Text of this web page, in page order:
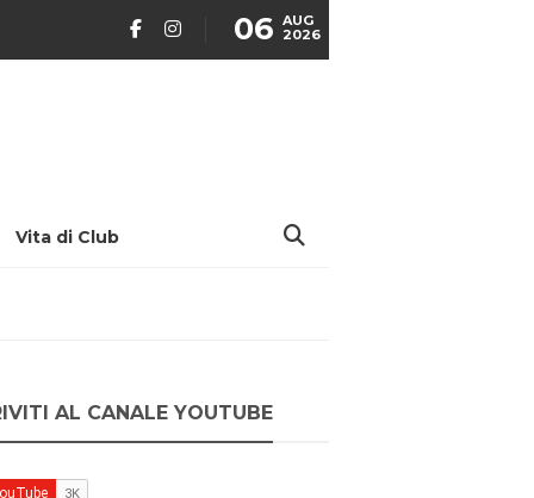
06 AUG
2026
Vita di Club
AL CANALE YOUTUBE